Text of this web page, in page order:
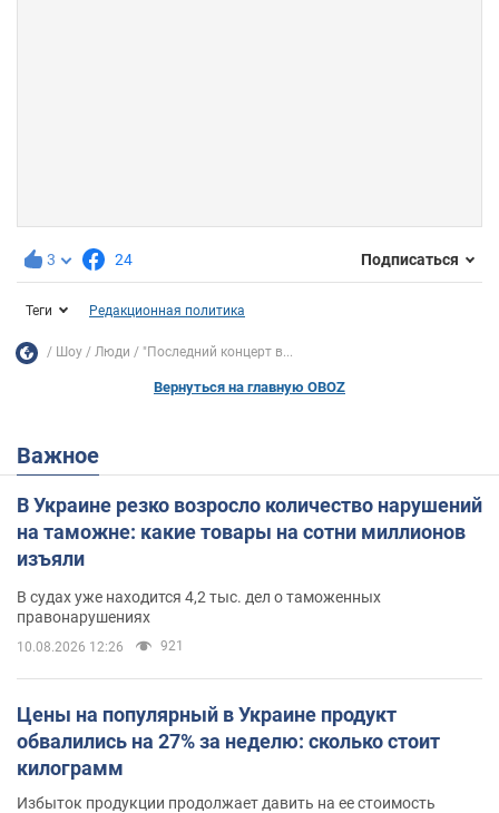
3 24 Подписаться
Теги Редакционная политика
Шоу Люди "Последний концерт в...
Вернуться на главную OBOZ
Важное
В Украине резко возросло количество нарушений
на таможне: какие товары на сотни миллионов
изъяли
В судах уже находится 4,2 тыс. дел о таможенных
правонарушениях
10.08.2026 12:26 921
Цены на популярный в Украине продукт
обвалились на 27% за неделю: сколько стоит
килограмм
Избыток продукции продолжает давить на ее стоимость